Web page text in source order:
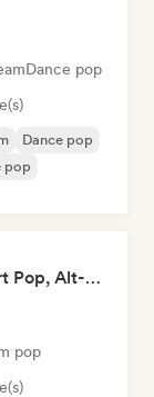
Dance pop
Dance pop
pop
Not Your Average Pop 🛸 Art Pop, Alt-Pop & Indie Pop
pop